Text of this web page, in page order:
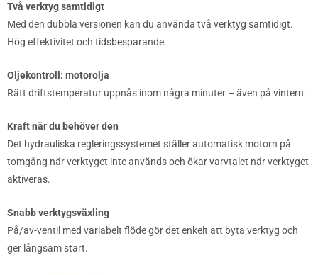
Två verktyg samtidigt
Med den dubbla versionen kan du använda två verktyg samtidigt.
Hög effektivitet och tidsbesparande.
Oljekontroll: motorolja
Rätt driftstemperatur uppnås inom några minuter – även på vintern.
Kraft när du behöver den
Det hydrauliska regleringssystemet ställer automatisk motorn på
tomgång när verktyget inte används och ökar varvtalet när verktyget
aktiveras.
Snabb verktygsväxling
På/av-ventil med variabelt flöde gör det enkelt att byta verktyg och
ger långsam start.